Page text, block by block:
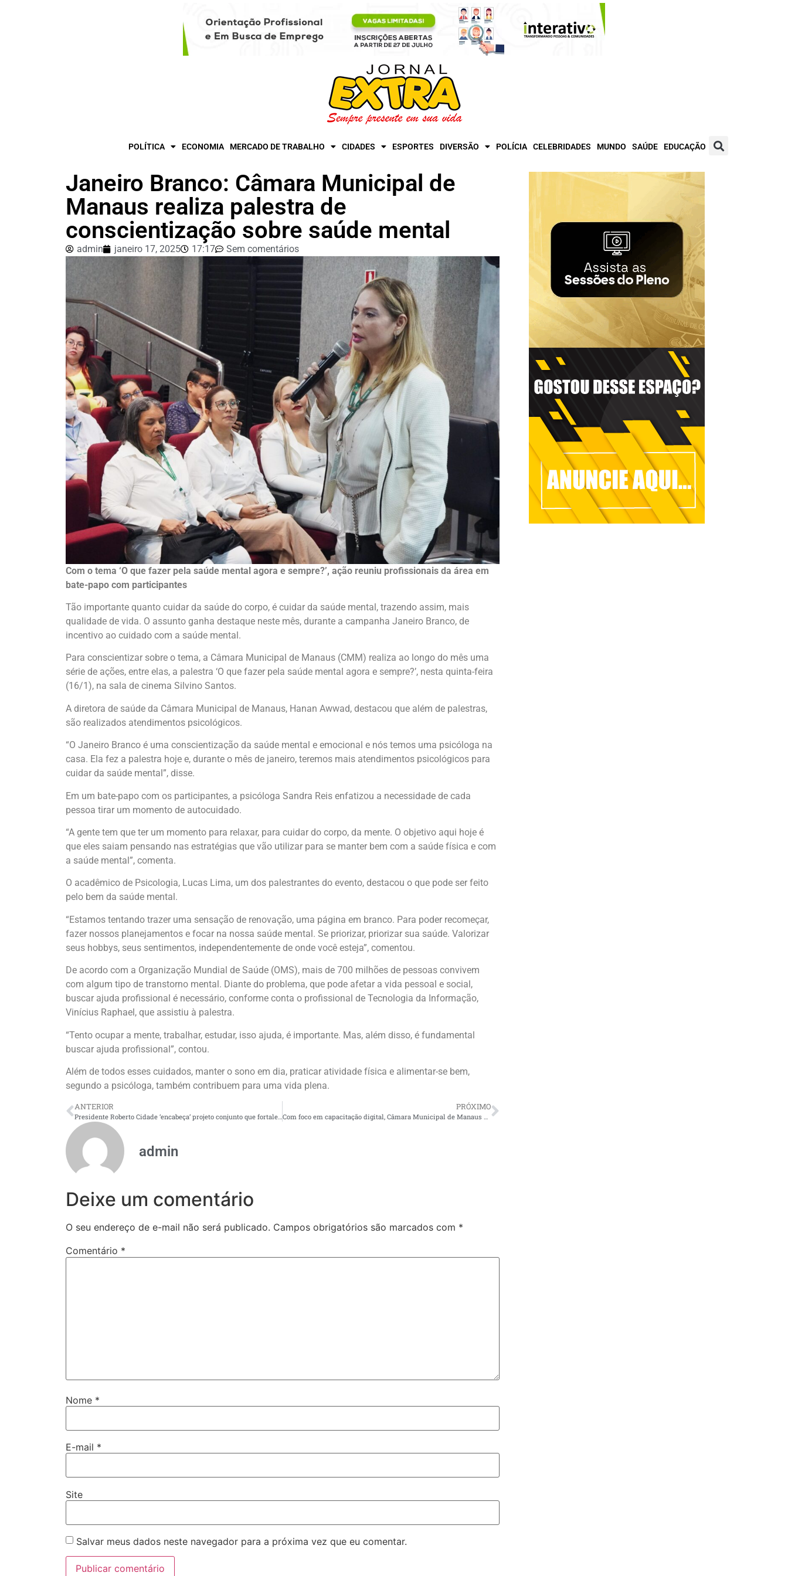
POLÍTICA ECONOMIA MERCADO DE TRABALHO CIDADES ESPORTES DIVERSÃO POLÍCIA CELEBRIDADES MUNDO SAÚDE EDUCAÇÃO
Janeiro Branco: Câmara Municipal de
Manaus realiza palestra de
conscientização sobre saúde mental
admin janeiro 17, 2025 17:17 Sem comentários
Com o tema ‘O que fazer pela saúde mental agora e sempre?’, ação reuniu profissionais da área em
bate-papo com participantes
Tão importante quanto cuidar da saúde do corpo, é cuidar da saúde mental, trazendo assim, mais
qualidade de vida. O assunto ganha destaque neste mês, durante a campanha Janeiro Branco, de
incentivo ao cuidado com a saúde mental.
Para conscientizar sobre o tema, a Câmara Municipal de Manaus (CMM) realiza ao longo do mês uma
série de ações, entre elas, a palestra ‘O que fazer pela saúde mental agora e sempre?’, nesta quinta-feira
(16/1), na sala de cinema Silvino Santos.
A diretora de saúde da Câmara Municipal de Manaus, Hanan Awwad, destacou que além de palestras,
são realizados atendimentos psicológicos.
“O Janeiro Branco é uma conscientização da saúde mental e emocional e nós temos uma psicóloga na
casa. Ela fez a palestra hoje e, durante o mês de janeiro, teremos mais atendimentos psicológicos para
cuidar da saúde mental”, disse.
Em um bate-papo com os participantes, a psicóloga Sandra Reis enfatizou a necessidade de cada
pessoa tirar um momento de autocuidado.
“A gente tem que ter um momento para relaxar, para cuidar do corpo, da mente. O objetivo aqui hoje é
que eles saiam pensando nas estratégias que vão utilizar para se manter bem com a saúde física e com
a saúde mental”, comenta.
O acadêmico de Psicologia, Lucas Lima, um dos palestrantes do evento, destacou o que pode ser feito
pelo bem da saúde mental.
“Estamos tentando trazer uma sensação de renovação, uma página em branco. Para poder recomeçar,
fazer nossos planejamentos e focar na nossa saúde mental. Se priorizar, priorizar sua saúde. Valorizar
seus hobbys, seus sentimentos, independentemente de onde você esteja”, comentou.
De acordo com a Organização Mundial de Saúde (OMS), mais de 700 milhões de pessoas convivem
com algum tipo de transtorno mental. Diante do problema, que pode afetar a vida pessoal e social,
buscar ajuda profissional é necessário, conforme conta o profissional de Tecnologia da Informação,
Vinícius Raphael, que assistiu à palestra.
“Tento ocupar a mente, trabalhar, estudar, isso ajuda, é importante. Mas, além disso, é fundamental
buscar ajuda profissional”, contou.
Além de todos esses cuidados, manter o sono em dia, praticar atividade física e alimentar-se bem,
segundo a psicóloga, também contribuem para uma vida plena.
ANTERIOR
Presidente Roberto Cidade ‘encabeça’ projeto conjunto que fortalece combate à disseminação de fake news
PRÓXIMO
Com foco em capacitação digital, Câmara Municipal de Manaus realiza ciclo de integração para parlamentares e servidores
admin
Deixe um comentário
O seu endereço de e-mail não será publicado. Campos obrigatórios são marcados com *
Comentário *
Nome *
E-mail *
Site
Salvar meus dados neste navegador para a próxima vez que eu comentar.